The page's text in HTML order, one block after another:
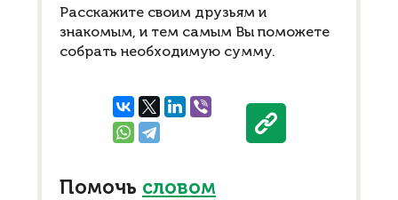
Расскажите своим друзьям и
знакомым, и тем самым Вы поможете
собрать необходимую сумму.
Помочь словом